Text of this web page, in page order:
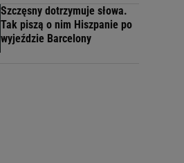
Szczęsny dotrzymuje słowa.
Tak piszą o nim Hiszpanie po
wyjeździe Barcelony